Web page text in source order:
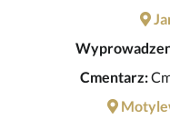
Cmentarz: